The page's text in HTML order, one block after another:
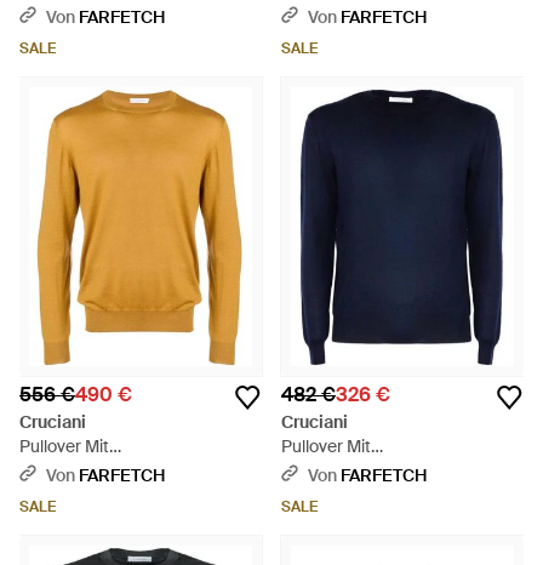
Schwarz
Von FARFETCH
SALE
Rundhalsausschnitt - Blau
Von FARFETCH
SALE
556 €490 €
Cruciani
Pullover Mit
Rundhalsausschnitt - Gelb
Von FARFETCH
SALE
482 €326 €
Cruciani
Pullover Mit
Rundhalsausschnitt - Blau
Von FARFETCH
SALE